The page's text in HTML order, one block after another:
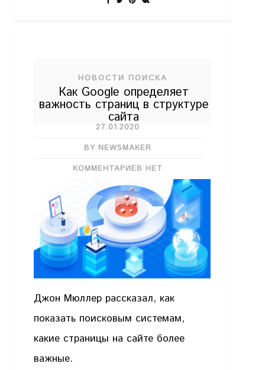
НОВОСТИ ПОИСКА
Как Google определяет
важность страниц в структуре
сайта
27.01.2020
BY NEWSMAKER
КОММЕНТАРИЕВ НЕТ
Джон Мюллер рассказал, как
показать поисковым системам,
какие страницы на сайте более
важные.